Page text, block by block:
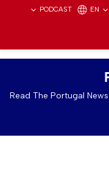
PODCAST EN
Read The Portugal